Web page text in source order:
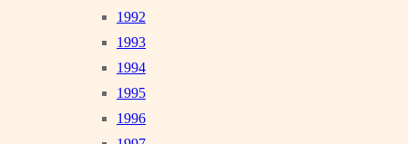
1992
1993
1994
1995
1996